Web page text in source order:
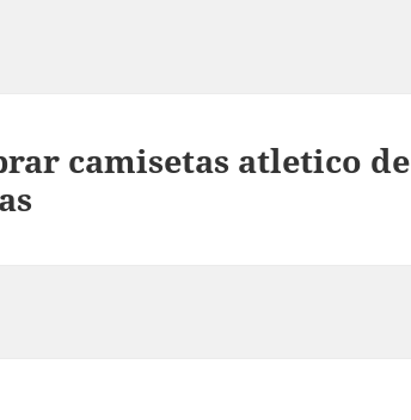
camisetas atletico de